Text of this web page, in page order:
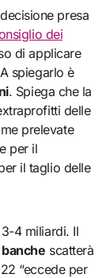
presa
dei
di applicare
spiegarlo è
. Spiega che la
delle
prelevate
per il
il taglio delle
4 miliardi. Il
scatterà
“eccede per